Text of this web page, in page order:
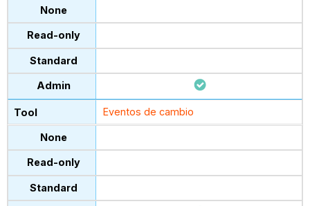
Eventos de cambio